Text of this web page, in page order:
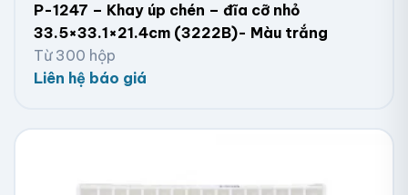
P-1247 – Khay úp chén – đĩa cỡ nhỏ
33.5×33.1×21.4cm (3222B)- Màu trắng
Từ 300 hộp
Liên hệ báo giá